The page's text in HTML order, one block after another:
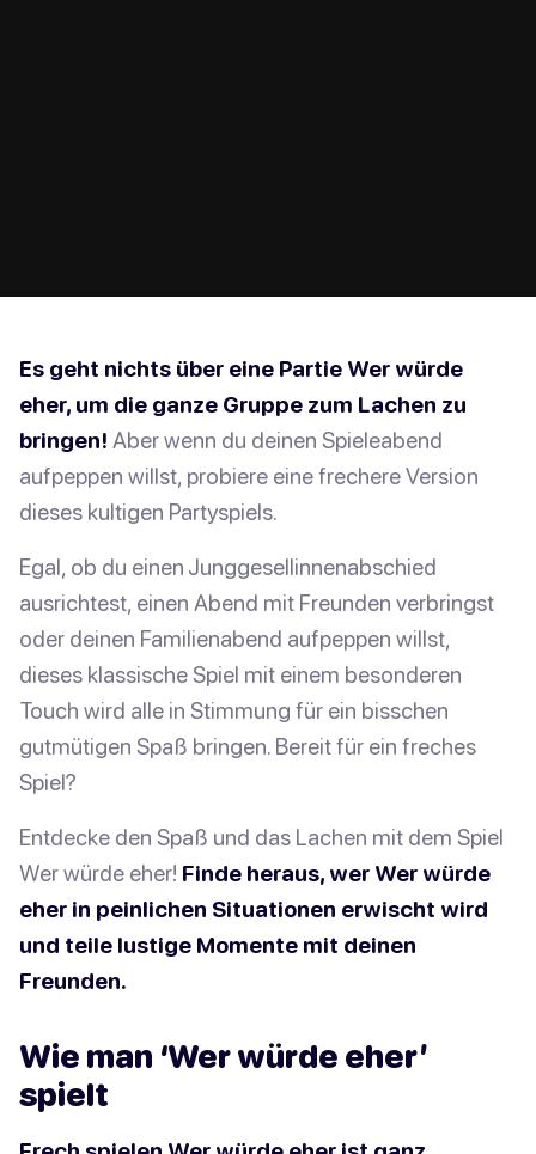
Es geht nichts über eine Partie Wer würde
eher, um die ganze Gruppe zum Lachen zu
bringen! Aber wenn du deinen Spieleabend
aufpeppen willst, probiere eine frechere Version
dieses kultigen Partyspiels.
Egal, ob du einen Junggesellinnenabschied
ausrichtest, einen Abend mit Freunden verbringst
oder deinen Familienabend aufpeppen willst,
dieses klassische Spiel mit einem besonderen
Touch wird alle in Stimmung für ein bisschen
gutmütigen Spaß bringen. Bereit für ein freches
Spiel?
Entdecke den Spaß und das Lachen mit dem Spiel
Wer würde eher! Finde heraus, wer Wer würde
eher in peinlichen Situationen erwischt wird
und teile lustige Momente mit deinen
Freunden.
Wie man ‘Wer würde eher’
spielt